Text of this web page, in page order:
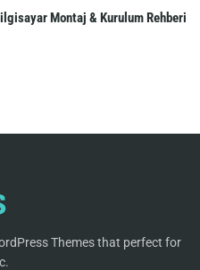
Montaj & Kurulum Rehberi
Themes that perfect for